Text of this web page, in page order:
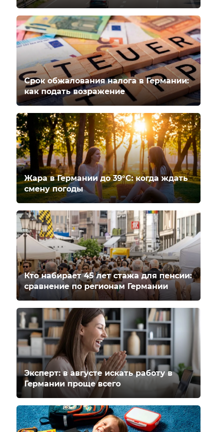
Срок обжалования налога в Германии:
как подать возражение
Жара в Германии до 39°C: когда ждать
смену погоды
Кто набирает 45 лет стажа для пенсии:
сравнение по регионам Германии
Эксперт: в августе искать работу в
Германии проще всего